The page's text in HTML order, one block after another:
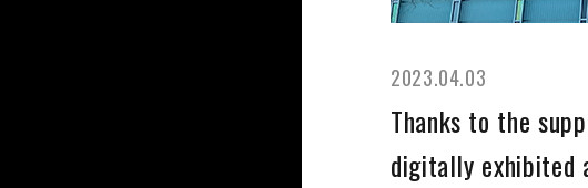
2023.04.03
Thanks to the
digitally exhibited